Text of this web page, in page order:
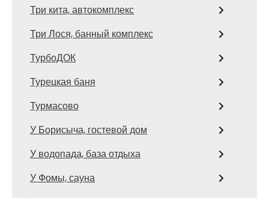
Три кита, автокомплекс
Три Лося, банный комплекс
ТурбоДОК
Турецкая баня
Турмасово
У Борисыча, гостевой дом
У водопада, база отдыха
У Фомы, сауна